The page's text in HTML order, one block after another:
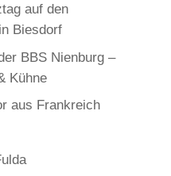
auf den
Biesdorf
BBS Nienburg –
Kühne
aus Frankreich